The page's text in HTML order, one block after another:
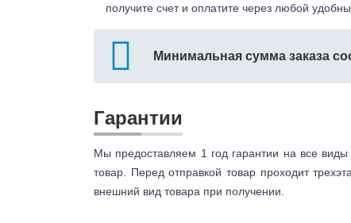
получите счет и оплатите через любой
Минимальная сумма заказа
Гарантии
Мы предоставляем 1 год гарантии на все
товар. Перед отправкой товар проходит
внешний вид товара при получении.